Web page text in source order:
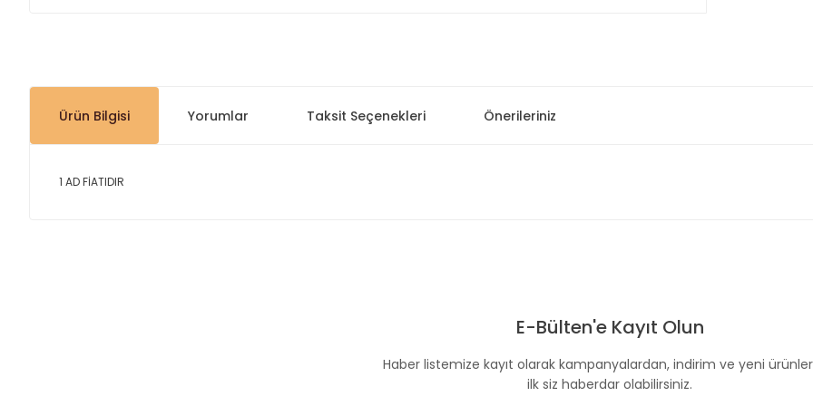
Ürün Bilgisi Yorumlar Taksit Seçenekleri Önerileriniz
1 AD FİATIDIR
Yorum Yaz
E-Bülten'e Kayıt Olun
Haber listemize kayıt olarak kampanyalardan, indirim ve yeni
ilk siz haberdar olabilirsiniz.